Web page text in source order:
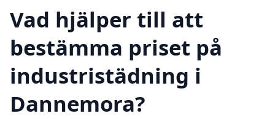
Vad hjälper till att
bestämma priset på
industristädning i
Dannemora?